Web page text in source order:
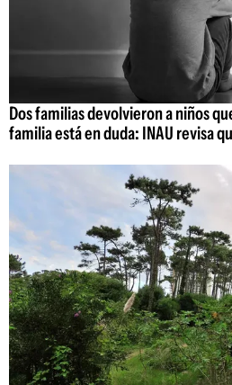
Dos familias devolvieron a niños
familia está en duda: INAU revisa